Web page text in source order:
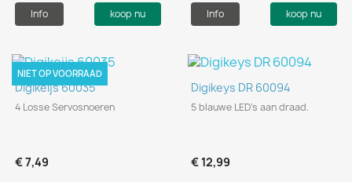
Info koop nu Info koop nu
Digikeijs 60035
4 Losse Servosnoeren
€ 7,49
NIET OP VOORRAAD
Digikeys DR 60094
5 blauwe LED's aan draad.
€ 12,99